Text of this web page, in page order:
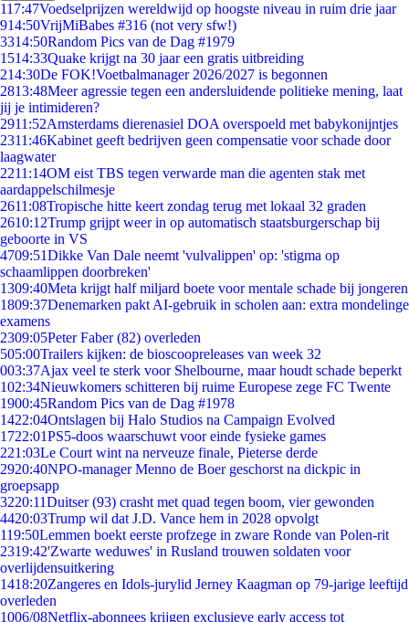
117:47Voedselprijzen wereldwijd op hoogste niveau in ruim drie jaar
914:50VrijMiBabes #316 (not very sfw!)
3314:50Random Pics van de Dag #1979
1514:33Quake krijgt na 30 jaar een gratis uitbreiding
214:30De FOK!Voetbalmanager 2026/2027 is begonnen
2813:48Meer agressie tegen een andersluidende politieke mening, laat
jij je intimideren?
2911:52Amsterdams dierenasiel DOA overspoeld met babykonijntjes
2311:46Kabinet geeft bedrijven geen compensatie voor schade door
laagwater
2211:14OM eist TBS tegen verwarde man die agenten stak met
aardappelschilmesje
2611:08Tropische hitte keert zondag terug met lokaal 32 graden
2610:12Trump grijpt weer in op automatisch staatsburgerschap bij
geboorte in VS
4709:51Dikke Van Dale neemt 'vulvalippen' op: 'stigma op
schaamlippen doorbreken'
1309:40Meta krijgt half miljard boete voor mentale schade bij jongeren
1809:37Denemarken pakt AI-gebruik in scholen aan: extra mondelinge
examens
2309:05Peter Faber (82) overleden
505:00Trailers kijken: de bioscoopreleases van week 32
003:37Ajax veel te sterk voor Shelbourne, maar houdt schade beperkt
102:34Nieuwkomers schitteren bij ruime Europese zege FC Twente
1900:45Random Pics van de Dag #1978
1422:04Ontslagen bij Halo Studios na Campaign Evolved
1722:01PS5-doos waarschuwt voor einde fysieke games
221:03Le Court wint na nerveuze finale, Pieterse derde
2920:40NPO-manager Menno de Boer geschorst na dickpic in
groepsapp
3220:11Duitser (93) crasht met quad tegen boom, vier gewonden
4420:03Trump wil dat J.D. Vance hem in 2028 opvolgt
119:50Lemmen boekt eerste profzege in zware Ronde van Polen-rit
2319:42'Zwarte weduwes' in Rusland trouwen soldaten voor
overlijdensuitkering
1418:20Zangeres en Idols-jurylid Jerney Kaagman op 79-jarige leeftijd
overleden
1006/08Netflix-abonnees krijgen exclusieve early access tot